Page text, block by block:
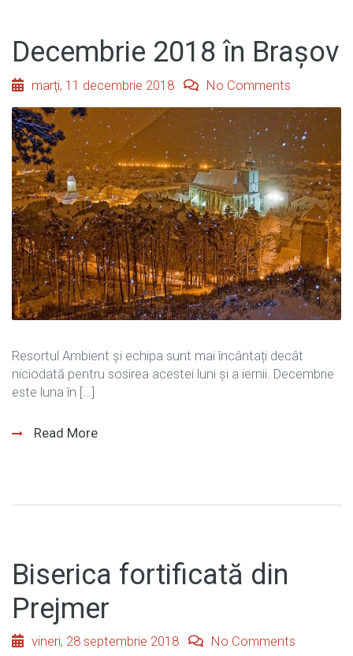
Decembrie 2018 în Brașov
marți, 11 decembrie 2018 No Comments
Resortul Ambient și echipa sunt mai încântați decât
niciodată pentru sosirea acestei luni și a iernii. Decembrie
este luna în […]
Read More
Biserica fortificată din
Prejmer
vineri, 28 septembrie 2018 No Comments